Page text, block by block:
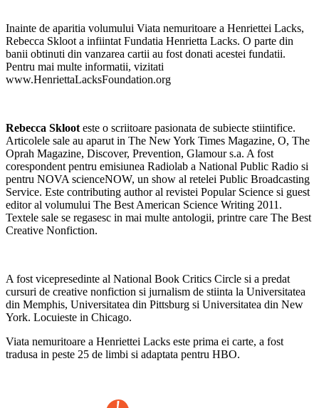
Inainte de aparitia volumului Viata nemuritoare a Henriettei Lacks,
Rebecca Skloot a infiintat Fundatia Henrietta Lacks. O parte din
banii obtinuti din vanzarea cartii au fost donati acestei fundatii.
Pentru mai multe informatii, vizitati
www.HenriettaLacksFoundation.org
Rebecca Skloot este o scriitoare pasionata de subiecte stiintifice.
Articolele sale au aparut in The New York Times Magazine, O, The
Oprah Magazine, Discover, Prevention, Glamour s.a. A fost
corespondent pentru emisiunea Radiolab a National Public Radio si
pentru NOVA scienceNOW, un show al retelei Public Broadcasting
Service. Este contributing author al revistei Popular Science si guest
editor al volumului The Best American Science Writing 2011.
Textele sale se regasesc in mai multe antologii, printre care The Best
Creative Nonfiction.
A fost vicepresedinte al National Book Critics Circle si a predat
cursuri de creative nonfiction si jurnalism de stiinta la Universitatea
din Memphis, Universitatea din Pittsburg si Universitatea din New
York. Locuieste in Chicago.
Viata nemuritoare a Henriettei Lacks este prima ei carte, a fost
tradusa in peste 25 de limbi si adaptata pentru HBO.